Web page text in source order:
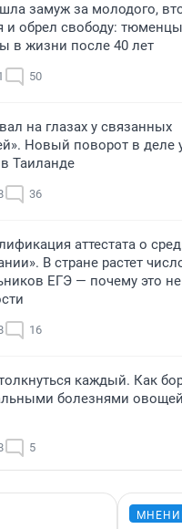
замуж за молодого,
и обрел свободу:
в жизни после 40 лет
50
на глазах у связанных
Новый поворот в деле
Таиланде
36
аттестата о
В стране растет
ЕГЭ — почему это
16
каждый. Как
болезнями
5